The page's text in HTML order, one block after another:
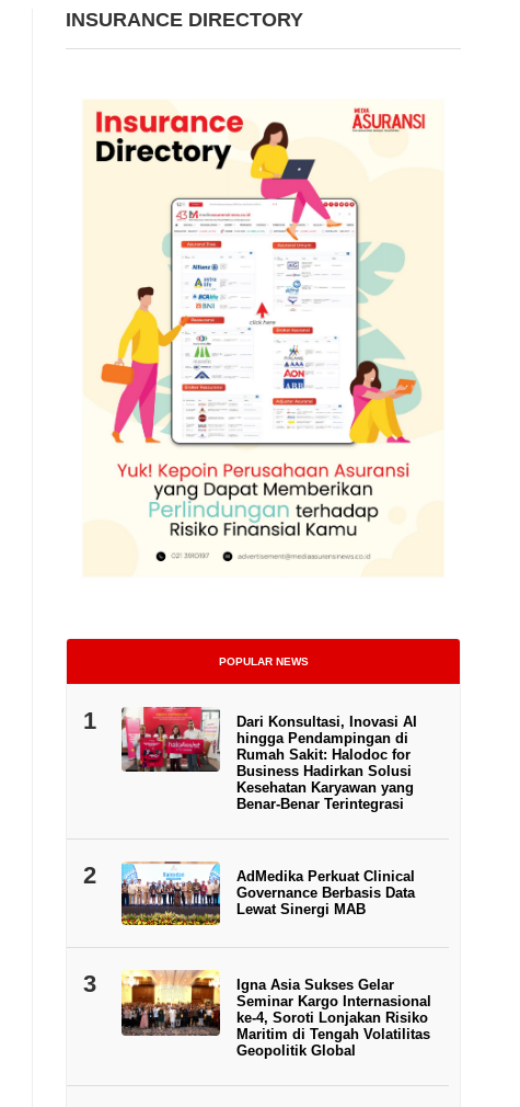
Beberapa kendaraan roda empat melaju di jalan tol meninggalkan ibu kota untuk
INSURANCE DIRECTORY
POPULAR NEWS
1
Dari Konsultasi, Inovasi AI
hingga Pendampingan di
Rumah Sakit: Halodoc for
Business Hadirkan Solusi
Kesehatan Karyawan yang
Benar-Benar Terintegrasi
2
AdMedika Perkuat Clinical
Governance Berbasis Data
Lewat Sinergi MAB
3
Igna Asia Sukses Gelar
Seminar Kargo Internasional
ke-4, Soroti Lonjakan Risiko
Maritim di Tengah Volatilitas
Geopolitik Global